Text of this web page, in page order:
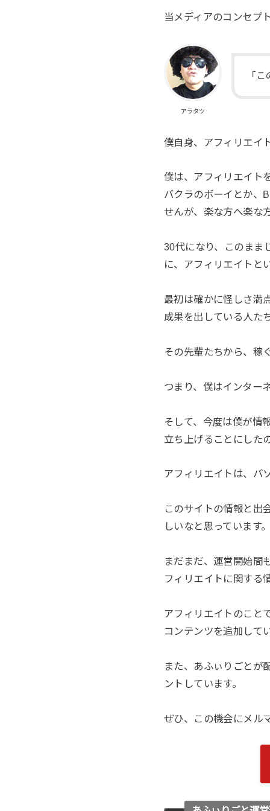
当メディアのコンセプト
アラタツ
「
僕自身、アフィリエイ
僕は、アフィリエイト
バクラのボーイとか、
せんが、楽な方へ楽な
30代になり、このまま
に、アフィリエイトと
最初は確かに怪しさ満
成果を出している人た
その先輩たちから、稼
つまり、僕はインター
そして、今度は僕が情
立ち上げることにしたの
アフィリエイトは、パ
このサイトの情報と出
しいなと思っています。
まだまだ、運営開始間
フィリエイトに関する
アフィリエイトのこと
コンテンツを追加して
また、あふぃりごとが
ントしています。
ぜひ、この機会にメル